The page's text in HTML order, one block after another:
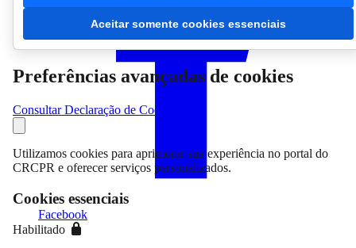
Facebook
Aceitar somente cookies essenciais
Preferências avançadas de cookies
Consultar Declaração de Cookies
Utilizamos cookies para aprimorar sua experiência no portal do
CRCPR e oferecer serviços personalizados.
Cookies essenciais
Habilitado